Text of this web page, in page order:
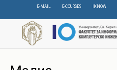
content
E-MAIL E-COURSES IKNOW